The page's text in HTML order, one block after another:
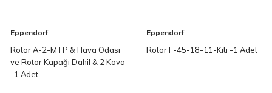
Eppendorf
Rotor A-2-MTP & Hava Odası
ve Rotor Kapağı Dahil & 2 Kova
-1 Adet
Eppendorf
Rotor F-45-18-11-Kiti -1 Adet